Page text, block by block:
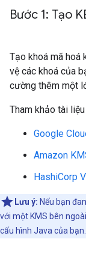
Bước 1: Tạo
Tạo khoá mã hoá
vệ các khoá của
cường thêm một
Tham khảo tài
Google
Amazon
HashiCorp
Lưu ý: Nếu bạn
với một KMS bên
cấu hình Java của bạn.